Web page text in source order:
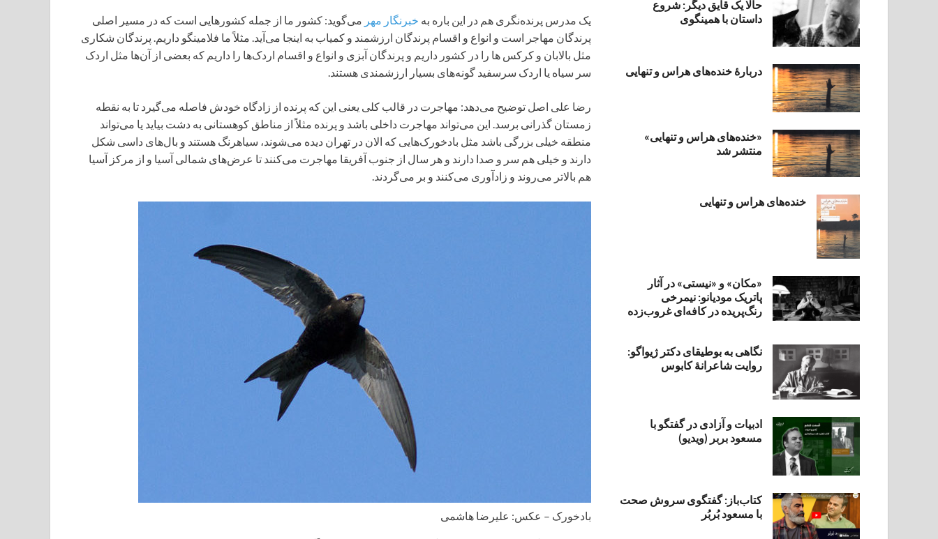
یک مدرس پرنده‌نگری هم در این باره به خبرنگار مهر می‌گوید: کشور ما از جمله کشورهایی است که در مسیر اصلی
پرندگان مهاجر است و انواع و اقسام پرندگان ارزشمند و کمیاب به اینجا می‌آید. مثلاً ما فلامینگو داریم. پرندگان شکاری
مثل بالابان و کرکس ها را در کشور داریم و پرندگان آبزی و انواع و اقسام اردک‌ها را داریم که بعضی از آن‌ها مثل اردک
سر سیاه یا اردک سرسفید گونه‌های بسیار ارزشمندی هستند.
رضا علی اصل توضیح می‌دهد: مهاجرت در قالب کلی یعنی این که پرنده از زادگاه خودش فاصله می‌گیرد تا به نقطه
زمستان گذرانی برسد. این می‌تواند مهاجرت داخلی باشد و پرنده مثلاً از مناطق کوهستانی به دشت بیاید یا می‌تواند
منطقه خیلی بزرگی باشد مثل بادخورک‌هایی که الان در تهران دیده می‌شوند، سیاهرنگ هستند و بال‌های داسی شکل
دارند و خیلی هم سر و صدا دارند و هر سال از جنوب آفریقا مهاجرت می‌کنند تا عرض‌های شمالی آسیا و از مرکز آسیا
هم بالاتر می‌روند و زادآوری می‌کنند و بر می‌گردند.
بادخورک – عکس: علیرضا هاشمی
حالا یک قایق دیگر: شروع
داستان با همینگوی
دربارهٔ خنده‌های هراس و تنهایی
«خنده‌های هراس و تنهایی»
منتشر شد
خنده‌های هراس و تنهایی
«مکان» و «نیستی» در آثار
پاتریک مودیانو: نیمرخی
رنگ‌پریده در کافه‌ای غروب‌زده
نگاهی به بوطیقای دکتر ژیواگو:
روایت شاعرانۀ کابوس
ادبیات و آزادی در گفتگو با
مسعود بربر (ویدیو)
کتاب‌باز: گفتگوی سروش صحت
با مسعود بُربُر